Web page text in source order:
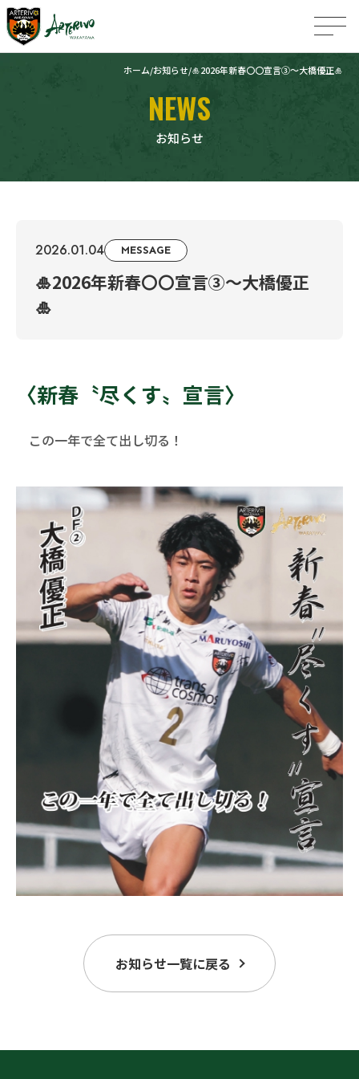
ホーム お知らせ 🎍2026年新春〇〇宣言③〜大橋優正🎍
NEWS
お知らせ
2026.01.04 MESSAGE
🎍2026年新春〇〇宣言③〜大橋優正
🎍
〈新春〝尽くす〟宣言〉
この一年で全て出し切る！
お知らせ一覧に戻る